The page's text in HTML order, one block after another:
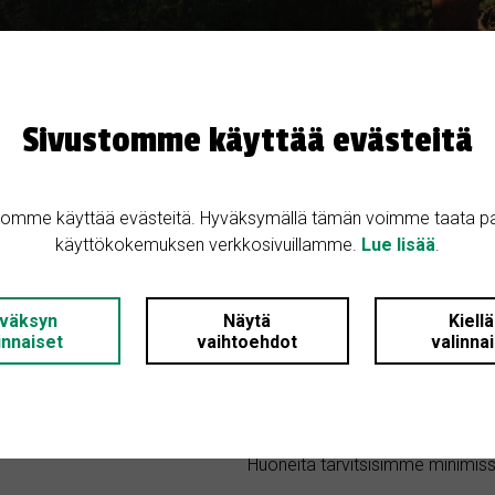
17200 Asikkala
Kohteen kuvaus
Etsitään neljän hengen
Olemme valmiina tekemään
sopivaksi. Suurilta remonteilta
Huoneita tarvitsisimme
Sivustomme käyttää evästeitä
käyttää evästeitä. Hyväksymällä tämän voimme taata
käyttökokemuksen verkkosivuillamme. Lue lisää.
Näytä
vaihtoehdot